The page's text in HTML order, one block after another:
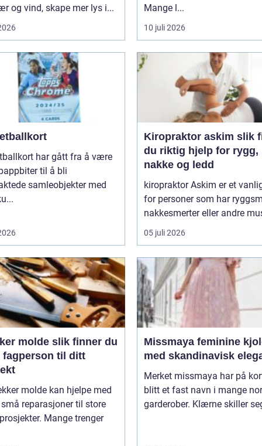
og vind, skape mer lys i...
Mange l...
10 juli 2026
har gått fra å være
til å bli
samleobjekter med
Kiropraktor askim slik finner
du riktig hjelp for rygg,
nakke og ledd
kiropraktor Askim er et
for personer som har
nakkesmerter eller andre
05 juli 2026
slik finner du
til ditt
molde kan hjelpe med
reparasjoner til store
Mange trenger
Missmaya feminine kjoler
med skandinavisk
Merket missmaya har på
blitt et fast navn i mange
garderober. Klærne skiller